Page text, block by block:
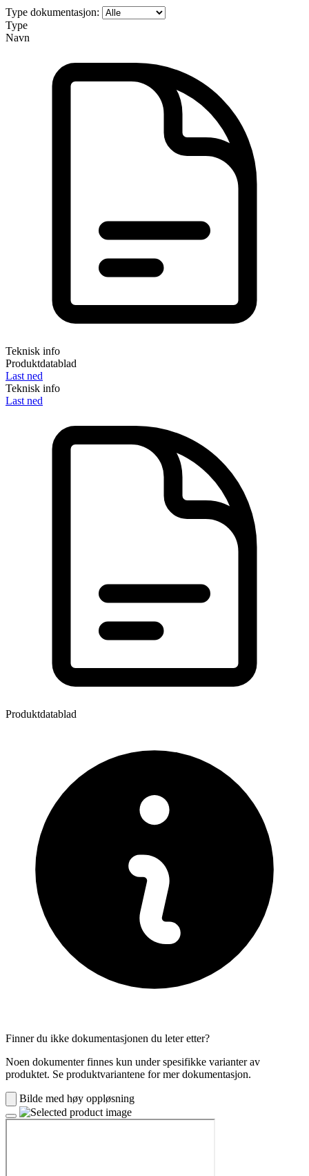
Type dokumentasjon:
Type
Navn
Teknisk info
Produktdatablad
Last ned
Teknisk info
Last ned
Produktdatablad
Finner du ikke dokumentasjonen du leter etter?
Noen dokumenter finnes kun under spesifikke varianter av
produktet. Se produktvariantene for mer dokumentasjon.
Bilde med høy oppløsning